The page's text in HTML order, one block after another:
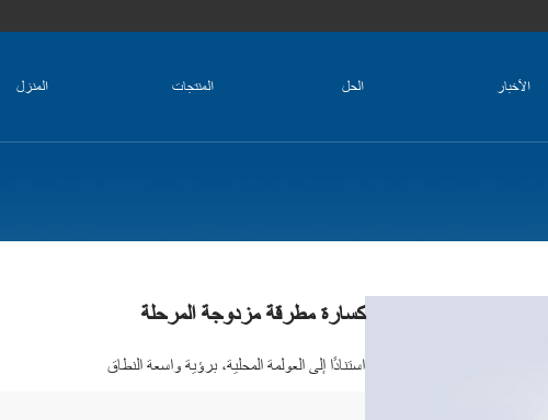
المنزل المنتجات الحل الأخبار
كسارة مطرقة مزدوجة المرحلة
استنادًا إلى العولمة المحلية، برؤية واسعة النطاق